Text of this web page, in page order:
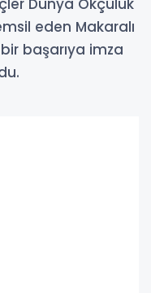
Dünya Okçuluk
eden Makaralı
bir başarıya imza